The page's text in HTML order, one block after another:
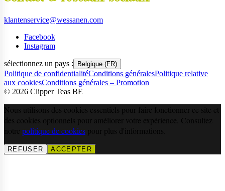
klantenservice@wessanen.com
Facebook
Instagram
sélectionnez un pays : Belgique (FR)
Politique de confidentialitéConditions généralesPolitique relative
aux cookiesConditions générales – Promotion
© 2026 Clipper Teas BE
Nous utilisons des cookies essentiels pour faire fonctionner ce site et
des cookies optionnels pour améliorer votre expérience. Consultez
notre politique de cookies pour plus d'informations.
REFUSER ACCEPTER